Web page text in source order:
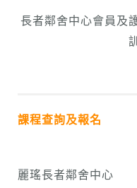
長者鄰舍中心會員及
課程查詢及報名
麗瑤長者鄰舍中